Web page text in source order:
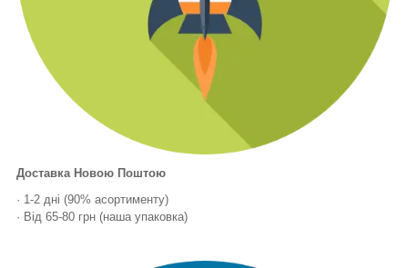
Доставка Новою Поштою
· 1-2 дні (90% асортименту)
· Від 65-80 грн (наша упаковка)